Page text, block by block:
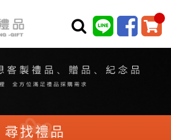
尋找禮品